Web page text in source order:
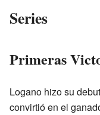
Series
Primeras
Logano hizo su
convirtió en el